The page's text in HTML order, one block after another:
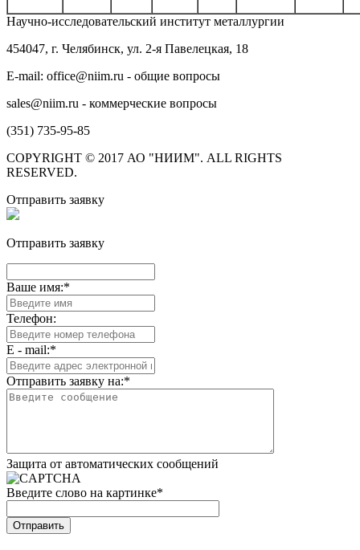
Научно-исследовательский институт металлургии
454047, г. Челябинск, ул. 2-я Павелецкая, 18
E-mail: office@niim.ru - общие вопросы
sales@niim.ru - коммерческие вопросы
(351) 735-95-85
COPYRIGHT © 2017 АО "НИИМ". ALL RIGHTS
RESERVED.
Отправить заявку
Отправить заявку
Ваше имя:*
Телефон:
E - mail:*
Отправить заявку на:*
Защита от автоматических сообщений
Введите слово на картинке*